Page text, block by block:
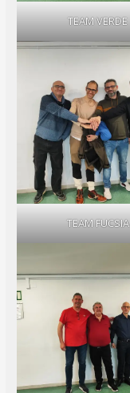
TEAM VERDE
TEAM FUCSIA